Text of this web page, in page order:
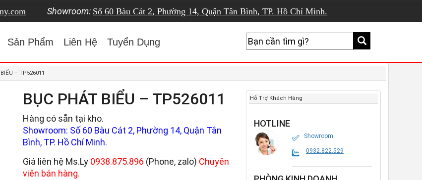
Showroom: Số 60 Bàu Cát 2, Phường 14, Quận Tân Bình, TP. Hồ Chí Minh.
Sản Phẩm Liên Hệ Tuyển Dụng
– TP526011
BỤC PHÁT BIỂU – TP526011
Hàng có sẵn tại kho.
Showroom: Số 60 Bàu Cát 2, Phường 14, Quận Tân
Bình, TP. Hồ Chí Minh.
Giá liên hệ Ms.Ly 0938.875.896 (Phone, zalo) Chuyên
viên bán hàng.
Hỗ Trợ Khách Hàng
HOTLINE
Showroom
0932.822.529